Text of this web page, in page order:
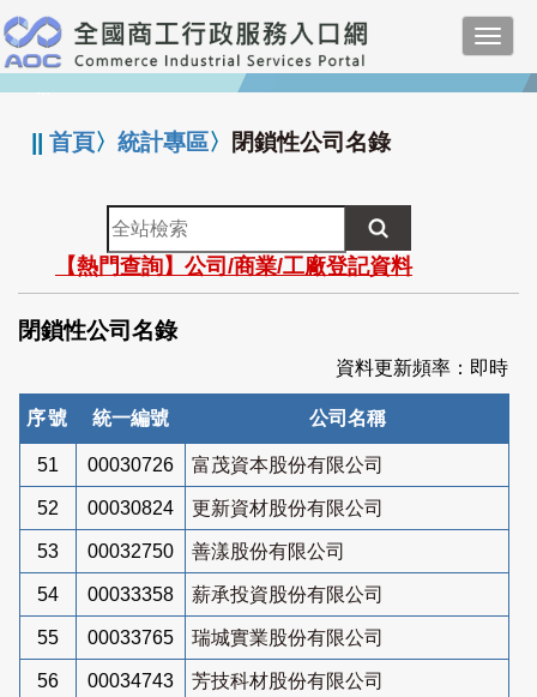
跳
到
主
要
:::
||首頁〉統計專區〉 閉鎖性公司名錄
全
站
檢
索
【熱門查詢】公司/商業/工廠登記資料
閉鎖性公司名錄
資料更新頻率：即時
序號 統一編號 公司名稱
51 00030726 富茂資本股份有限公司
52 00030824 更新資材股份有限公司
53 00032750 善漾股份有限公司
54 00033358 薪承投資股份有限公司
55 00033765 瑞城實業股份有限公司
56 00034743 芳技科材股份有限公司